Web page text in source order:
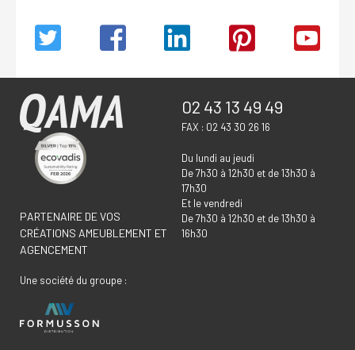
PARTENAIRE DE VOS
CRÉATIONS AMEUBLEMENT ET
AGENCEMENT
Une société du groupe :
02 43 13 49 49
FAX : 02 43 30 26 16
Du lundi au jeudi
De 7h30 à 12h30 et de 13h30 à
17h30
Et le vendredi
De 7h30 à 12h30 et de 13h30 à
16h30